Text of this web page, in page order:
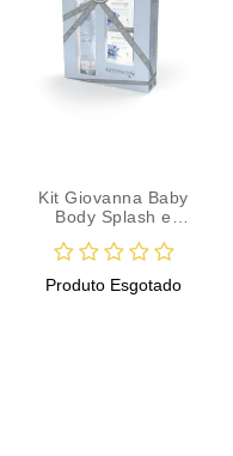
Kit Giovanna Baby
Body Splash e
Blue L
Produto Esgotado